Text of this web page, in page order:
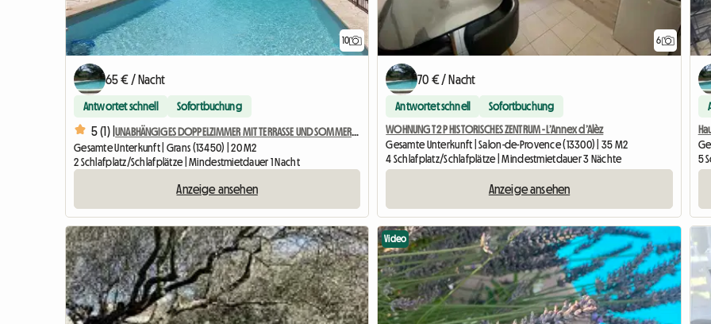
10
65 € / Nacht
Antwortet schnell Sofortbuchung
5 (1) |
UNABHÄNGIGES DOPPELZIMMER MIT TERRASSE UND SOMMERKÜCHE
Gesamte Unterkunft | Grans (13450) | 20 M2
2 Schlafplatz/Schlafplätze | Mindestmietdauer 1 Nacht
Anzeige ansehen
6
70 € / Nacht
Antwortet schnell Sofortbuchung
WOHNUNG T2 P HISTORISCHES ZENTRUM - L’Annex d’Alèz
Gesamte Unterkunft | Salon-de-Provence (13300) | 35 M2
4 Schlafplatz/Schlafplätze | Mindestmietdauer 3 Nächte
Anzeige ansehen
5
Video